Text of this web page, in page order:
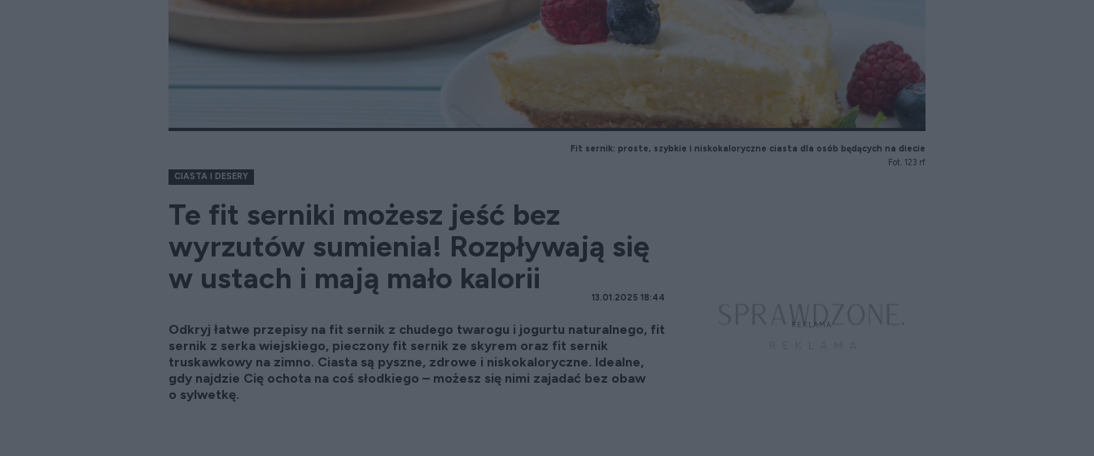
Fit sernik: proste, szybkie i niskokaloryczne ciasta dla osób będących na diecie
Fot. 123 rf
CIASTA I DESERY
Te fit serniki możesz jeść bez
wyrzutów sumienia! Rozpływają się
w ustach i mają mało kalorii
13.01.2025 18:44
Odkryj łatwe przepisy na fit sernik z chudego twarogu i jogurtu naturalnego, fit
sernik z serka wiejskiego, pieczony fit sernik ze skyrem oraz fit sernik
truskawkowy na zimno. Ciasta są pyszne, zdrowe i niskokaloryczne. Idealne,
gdy najdzie Cię ochota na coś słodkiego – możesz się nimi zajadać bez obaw
o sylwetkę.